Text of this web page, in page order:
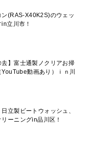
(RAS-X40K2S)のウェッ
立川市！
去】富士通製ノクリアお掃
動画あり）ｉｎ川
立製ビートウォッシュ、
ーニングin品川区！